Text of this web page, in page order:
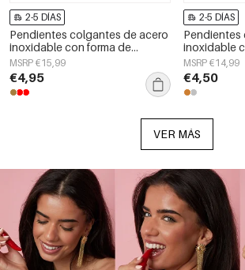
2-5 DÍAS
Pendientes colgantes de acero
inoxidable con forma de
corazón, sencillos, de la serie
Daily Simple, joyería para mujer.
MSRP €15,99
€4,95
2-5 DÍAS
Pendientes
inoxidable
de la serie
para mujer.
MSRP €14,99
€4,50
VER MÁS